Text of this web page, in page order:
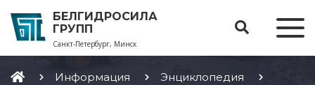
БЕЛГИДРОСИЛА
ГРУПП
Санкт-Петербург, Минск
Информация
Энциклопедия